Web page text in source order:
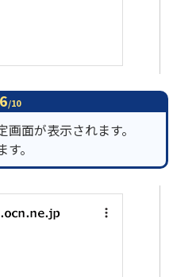
6/10
面が表示されます。
。